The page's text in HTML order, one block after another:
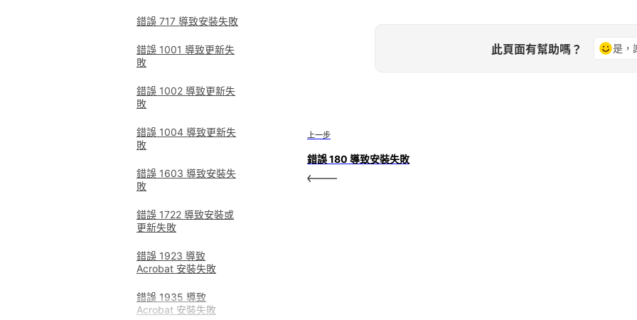
錯誤 717 導致安裝失敗
錯誤 1001 導致更新失
敗
錯誤 1002 導致更新失
敗
錯誤 1004 導致更新失
敗
錯誤 1603 導致安裝失
敗
錯誤 1722 導致安裝或
更新失敗
錯誤 1923 導致
Acrobat 安裝失敗
錯誤 1935 導致
Acrobat 安裝失敗
此頁面有幫助嗎？ 是，
上一步
錯誤 180 導致安裝失敗